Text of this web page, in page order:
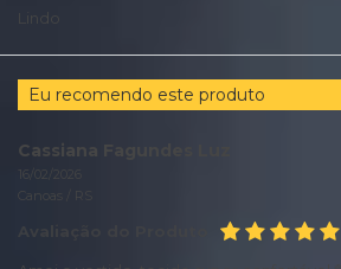
Lindo
Eu recomendo este produto
Cassiana Fagundes Luz
16/02/2026
Canoas / RS